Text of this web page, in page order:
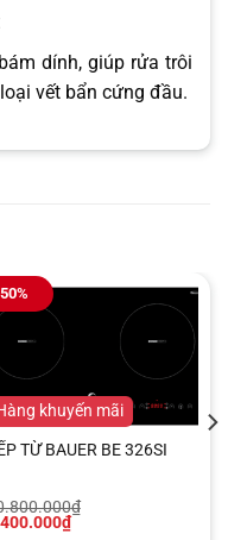
dính, giúp rửa trôi
vết bẩn cứng đầu.
mới
khuyến mãi
TỪ BAUER BE 326SI
₫
₫